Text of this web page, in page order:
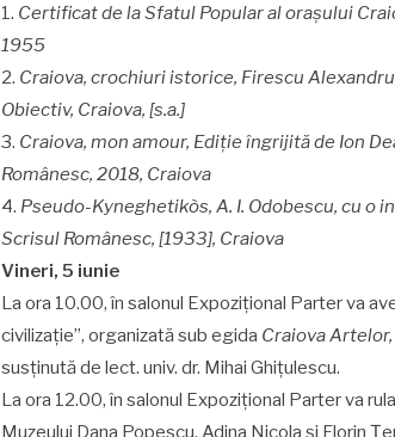
1. Certificat de la Sfatul Popular al orașului
1955
2. Craiova, crochiuri istorice, Firescu
Obiectiv, Craiova, [s.a.]
3. Craiova, mon amour, Ediție îngrijită de Ion
Românesc, 2018, Craiova
4. Pseudo-Kyneghetikòs, A. I. Odobescu, cu o
Scrisul Românesc, [1933], Craiova
Vineri, 5 iunie
La ora 10.00, în salonul Expozițional Parter va
civilizație”, organizată sub egida Craiova
susținută de lect. univ. dr. Mihai Ghițulescu.
La ora 12.00, în salonul Expozițional Parter va
Muzeului Dana Popescu, Adina Nicola și Florin